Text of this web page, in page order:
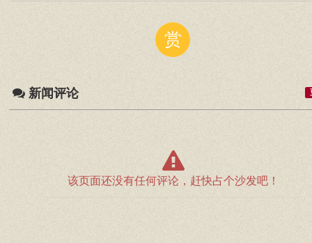
赏
新闻评论
该页面还没有任何评论，赶快占个沙发吧！